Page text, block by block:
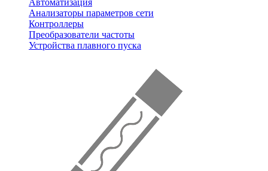
Автоматизация
Анализаторы параметров сети
Контроллеры
Преобразователи частоты
Устройства плавного пуска